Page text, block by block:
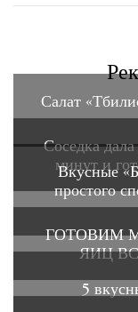
Салат
Соседка
минут и
Вкусные
простого
ГОТОВИМ
ЯИЦ
5